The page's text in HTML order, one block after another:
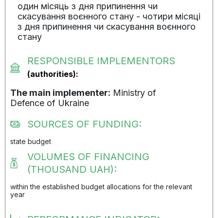
один місяць з дня припинення чи
скасування воєнного стану - чотири місяці
з дня припинення чи скасування воєнного
стану
RESPONSIBLE IMPLEMENTORS
(authorities):
The main implementer: Ministry of
Defenсe of Ukraine
SOURCES OF FUNDING:
state budget
VOLUMES OF FINANCING
(THOUSAND UAH):
within the established budget allocations for the relevant
year